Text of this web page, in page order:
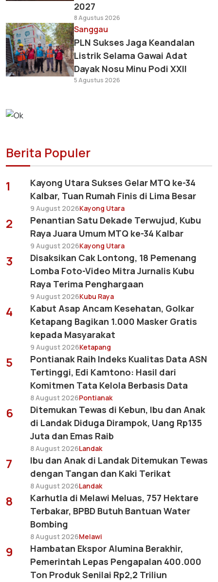
2027
8 Agustus 2026
Sanggau
PLN Sukses Jaga Keandalan
Listrik Selama Gawai Adat
Dayak Nosu Minu Podi XXII
5 Agustus 2026
Berita Populer
1
Kayong Utara Sukses Gelar MTQ ke-34
Kalbar, Tuan Rumah Finis di Lima Besar
9 August 2026Kayong Utara
2
Penantian Satu Dekade Terwujud, Kubu
Raya Juara Umum MTQ ke-34 Kalbar
9 August 2026Kayong Utara
3
Disaksikan Cak Lontong, 18 Pemenang
Lomba Foto-Video Mitra Jurnalis Kubu
Raya Terima Penghargaan
9 August 2026Kubu Raya
4
Kabut Asap Ancam Kesehatan, Golkar
Ketapang Bagikan 1.000 Masker Gratis
kepada Masyarakat
9 August 2026Ketapang
5
Pontianak Raih Indeks Kualitas Data ASN
Tertinggi, Edi Kamtono: Hasil dari
Komitmen Tata Kelola Berbasis Data
8 August 2026Pontianak
6
Ditemukan Tewas di Kebun, Ibu dan Anak
di Landak Diduga Dirampok, Uang Rp135
Juta dan Emas Raib
8 August 2026Landak
7
Ibu dan Anak di Landak Ditemukan Tewas
dengan Tangan dan Kaki Terikat
8 August 2026Landak
8
Karhutla di Melawi Meluas, 757 Hektare
Terbakar, BPBD Butuh Bantuan Water
Bombing
8 August 2026Melawi
9
Hambatan Ekspor Alumina Berakhir,
Pemerintah Lepas Pengapalan 400.000
Ton Produk Senilai Rp2,2 Triliun